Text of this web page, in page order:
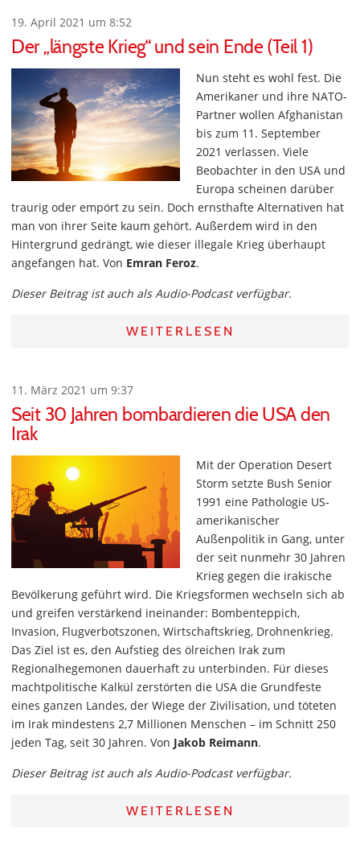
19. April 2021 um 8:52
Der „längste Krieg“ und sein Ende (Teil 1)
Nun steht es wohl fest. Die
Amerikaner und ihre NATO-
Partner wollen Afghanistan
bis zum 11. September
2021 verlassen. Viele
Beobachter in den USA und
Europa scheinen darüber
traurig oder empört zu sein. Doch ernsthafte Alternativen hat
man von ihrer Seite kaum gehört. Außerdem wird in den
Hintergrund gedrängt, wie dieser illegale Krieg überhaupt
angefangen hat. Von Emran Feroz.
Dieser Beitrag ist auch als Audio-Podcast verfügbar.
WEITERLESEN
11. März 2021 um 9:37
Seit 30 Jahren bombardieren die USA den
Irak
Mit der Operation Desert
Storm setzte Bush Senior
1991 eine Pathologie US-
amerikanischer
Außenpolitik in Gang, unter
der seit nunmehr 30 Jahren
Krieg gegen die irakische
Bevölkerung geführt wird. Die Kriegsformen wechseln sich ab
und greifen verstärkend ineinander: Bombenteppich,
Invasion, Flugverbotszonen, Wirtschaftskrieg, Drohnenkrieg.
Das Ziel ist es, den Aufstieg des ölreichen Irak zum
Regionalhegemonen dauerhaft zu unterbinden. Für dieses
machtpolitische Kalkül zerstörten die USA die Grundfeste
eines ganzen Landes, der Wiege der Zivilisation, und töteten
im Irak mindestens 2,7 Millionen Menschen – im Schnitt 250
jeden Tag, seit 30 Jahren. Von Jakob Reimann.
Dieser Beitrag ist auch als Audio-Podcast verfügbar.
WEITERLESEN